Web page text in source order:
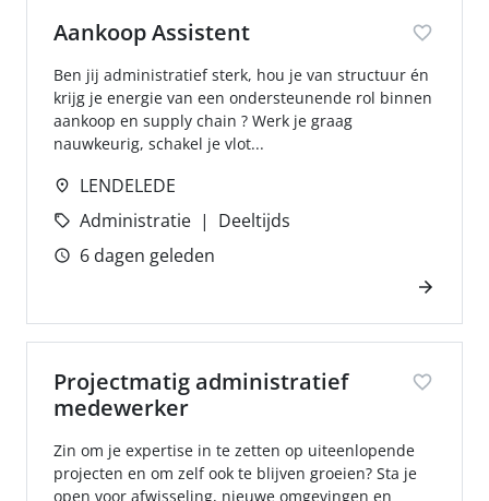
Aankoop Assistent
Ben jij administratief sterk, hou je van structuur én
krijg je energie van een ondersteunende rol binnen
aankoop en supply chain ? Werk je graag
nauwkeurig, schakel je vlot...
LENDELEDE
Administratie
Deeltijds
6 dagen geleden
Projectmatig administratief
medewerker
Zin om je expertise in te zetten op uiteenlopende
projecten en om zelf ook te blijven groeien? Sta je
open voor afwisseling, nieuwe omgevingen en